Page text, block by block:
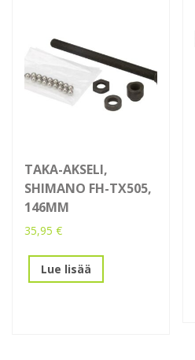
TAKA-AKSELI,
SHIMANO FH-TX505,
146MM
35,95 €
Lue lisää